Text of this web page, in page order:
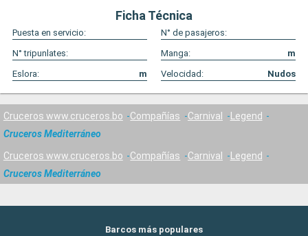
Ficha Técnica
Puesta en servicio:
N° de pasajeros:
N° tripunlates:
Manga:
m
Eslora:
m Velocidad: Nudos
Cruceros www.cruceros.bo Compañías Carnival
Legend
Cruceros Mediterráneo
Cruceros www.cruceros.bo Compañías Carnival
Legend
Cruceros Mediterráneo
Barcos más populares